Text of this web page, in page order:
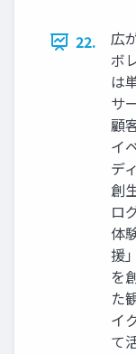
22.
広
ボ
は
サ
顧
イ
デ
創
ロ
体
援
を
た
イ
て